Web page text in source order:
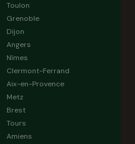
Toulon
Grenoble
Dijon
Angers
Nîmes
Clermont-Ferrand
Aix-en-Provence
Metz
Brest
Tours
Amiens